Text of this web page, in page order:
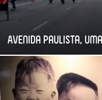
Avenida Paulista,